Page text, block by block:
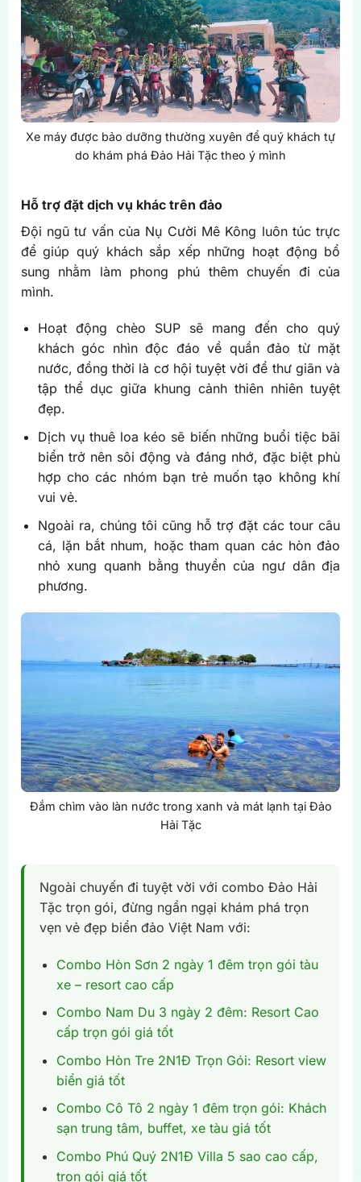
Xe máy được bảo dưỡng thường xuyên để quý khách tự
do khám phá Đảo Hải Tặc theo ý mình
Hỗ trợ đặt dịch vụ khác trên đảo
Đội ngũ tư vấn của Nụ Cười Mê Kông luôn túc trực
để giúp quý khách sắp xếp những hoạt động bổ
sung nhằm làm phong phú thêm chuyến đi của
mình.
Hoạt động chèo SUP sẽ mang đến cho quý
khách góc nhìn độc đáo về quần đảo từ mặt
nước, đồng thời là cơ hội tuyệt vời để thư giãn và
tập thể dục giữa khung cảnh thiên nhiên tuyệt
đẹp.
Dịch vụ thuê loa kéo sẽ biến những buổi tiệc bãi
biển trở nên sôi động và đáng nhớ, đặc biệt phù
hợp cho các nhóm bạn trẻ muốn tạo không khí
vui vẻ.
Ngoài ra, chúng tôi cũng hỗ trợ đặt các tour câu
cá, lặn bắt nhum, hoặc tham quan các hòn đảo
nhỏ xung quanh bằng thuyền của ngư dân địa
phương.
Đắm chìm vào làn nước trong xanh và mát lạnh tại Đảo
Hải Tặc
Ngoài chuyến đi tuyệt vời với combo Đảo Hải
Tặc trọn gói, đừng ngần ngại khám phá trọn
vẹn vẻ đẹp biển đảo Việt Nam với:
Combo Hòn Sơn 2 ngày 1 đêm trọn gói tàu
xe – resort cao cấp
Combo Nam Du 3 ngày 2 đêm: Resort Cao
cấp trọn gói giá tốt
Combo Hòn Tre 2N1Đ Trọn Gói: Resort view
biển giá tốt
Combo Cô Tô 2 ngày 1 đêm trọn gói: Khách
sạn trung tâm, buffet, xe tàu giá tốt
Combo Phú Quý 2N1Đ Villa 5 sao cao cấp,
trọn gói giá tốt